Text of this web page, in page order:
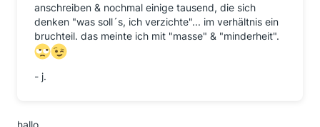
anschreiben & nochmal einige tausend, die sich
denken "was soll´s, ich verzichte"... im verhältnis ein
bruchteil. das meinte ich mit "masse" & "minderheit".
- j.
hallo,